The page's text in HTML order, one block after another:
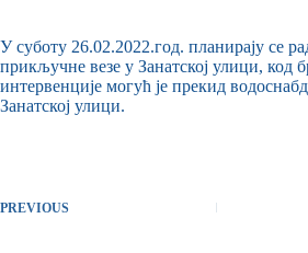
У суботу 26.02.2022.год. планирају се
прикључне везе у Занатској улици, код
интервенције могућ је прекид
Занатској улици.
PREVIOUS